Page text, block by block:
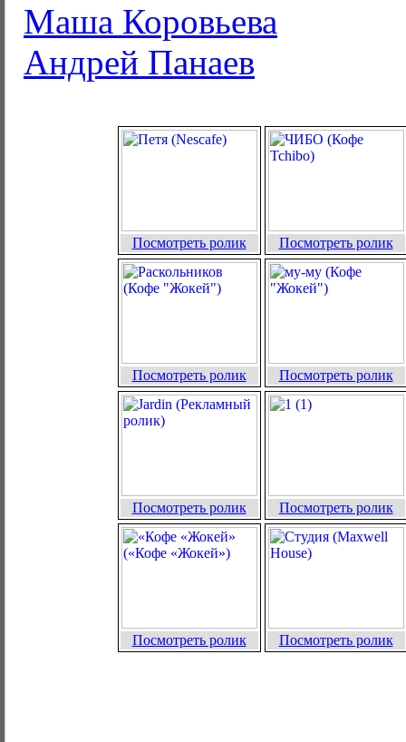
Маша Коровьева
Андрей Панаев
Посмотреть ролик Посмотреть ролик
Посмотреть ролик Посмотреть ролик
Посмотреть ролик Посмотреть ролик
Посмотреть ролик Посмотреть ролик